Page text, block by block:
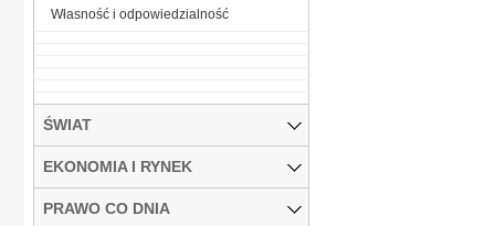
Własność i odpowiedzialność
ŚWIAT
EKONOMIA I RYNEK
PRAWO CO DNIA